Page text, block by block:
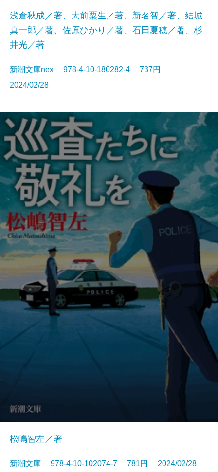
浅倉秋成／著、大前粟生／著、新名智／著、結城
真一郎／著、佐原ひかり／著、石田夏穂／著、杉
井光／著
新潮文庫nex 978-4-10-180282-4 737円
2024/02/28
松嶋智左／著
新潮文庫 978-4-10-102074-7 781円 2024/02/28